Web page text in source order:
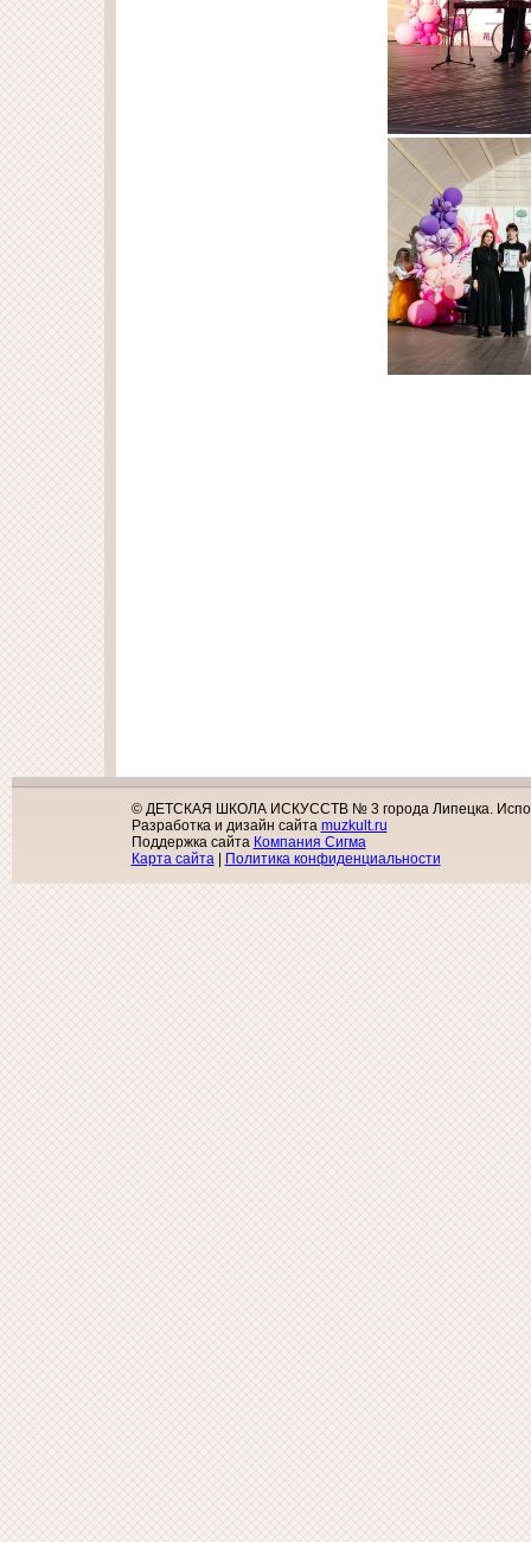
© ДЕТСКАЯ ШКОЛА ИСКУССТВ № 3 города Липецка.
Разработка и дизайн сайта muzkult.ru
Поддержка сайта Компания Сигма
Карта сайта | Политика конфиденциальности